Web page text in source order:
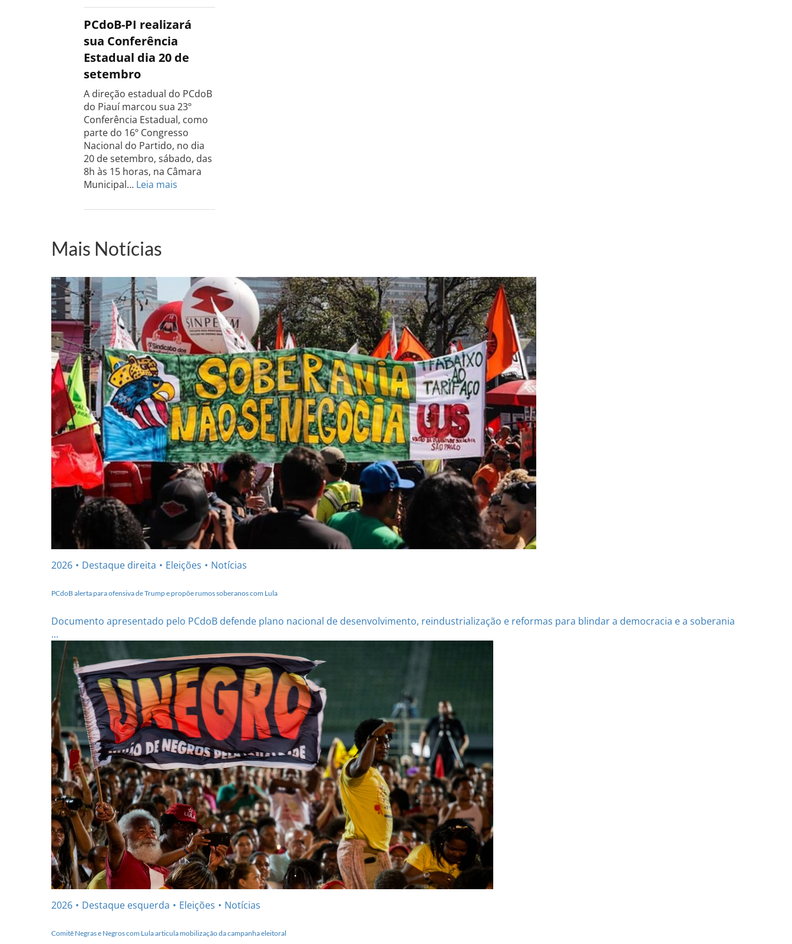
do
PCdoB
Rio
Grande
do
dia
13
de
setembro
PCdoB-PI realizará
sua Conferência
Estadual dia 20 de
setembro
A direção estadual do PCdoB
do Piauí marcou sua 23º
Conferência Estadual, como
parte do 16º Congresso
Nacional do Partido, no dia
20 de setembro, sábado, das
8h às 15 horas, na Câmara
Municipal… Leia mais
PI
dia
de
setembro
Mais Notícias
2026 Destaque direita Eleições Notícias
PCdoB alerta para ofensiva de Trump e propõe rumos soberanos com Lula
Documento apresentado pelo PCdoB defende plano nacional de desenvolvimento, reindustrialização e reformas para blindar a democracia e a soberania
...
2026 Destaque esquerda Eleições Notícias
Comitê Negras e Negros com Lula articula mobilização da campanha eleitoral